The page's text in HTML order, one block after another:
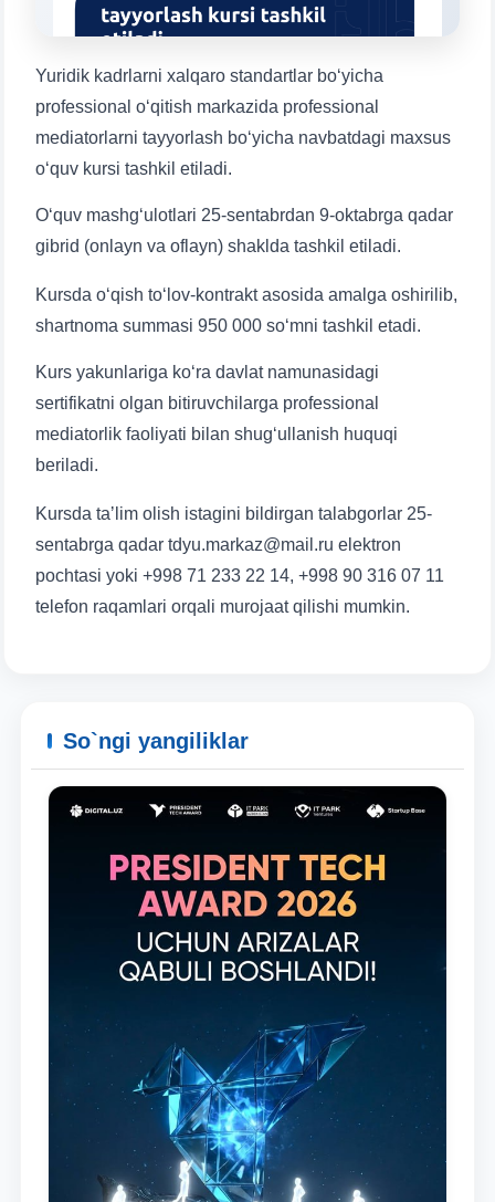
Ism va familiyangiz
Pochta
yuborish
Yuridik kadrlarni xalqaro standartlar bo‘yicha
professional o‘qitish markazida professional
mediatorlarni tayyorlash bo‘yicha navbatdagi maxsus
o‘quv kursi tashkil etiladi.
O‘quv mashg‘ulotlari 25-sentabrdan 9-oktabrga qadar
gibrid (onlayn va oflayn) shaklda tashkil etiladi.
Kursda o‘qish to‘lov-kontrakt asosida amalga oshirilib,
shartnoma summasi 950 000 so‘mni tashkil etadi.
Kurs yakunlariga ko‘ra davlat namunasidagi
sertifikatni olgan bitiruvchilarga professional
mediatorlik faoliyati bilan shug‘ullanish huquqi
beriladi.
Kursda taʼlim olish istagini bildirgan talabgorlar 25-
sentabrga qadar tdyu.markaz@mail.ru elektron
pochtasi yoki +998 71 233 22 14, +998 90 316 07 11
telefon raqamlari orqali murojaat qilishi mumkin.
So`ngi yangiliklar
1. Hujjatlar (bakalavr) (5)
7. Call-center (4) 8. Bakalavriat kvotasi (3)
9. Magistratura kvotasi (4)